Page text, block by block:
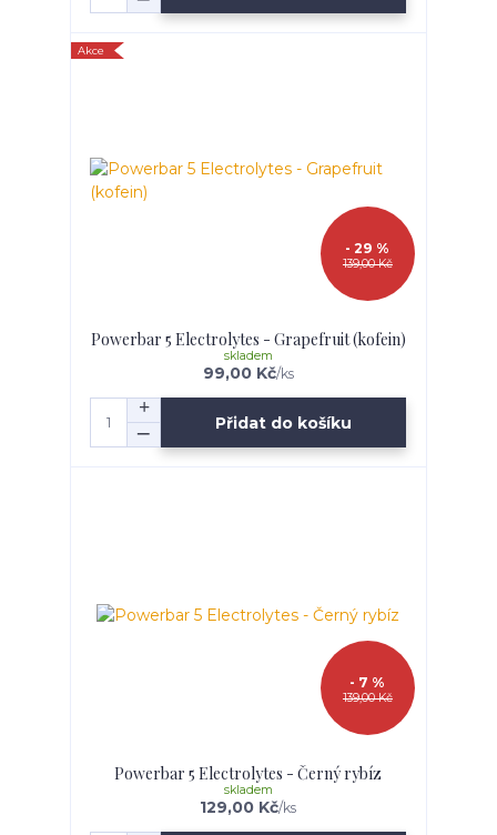
Akce
139,00 Kč
- 29 %
Powerbar 5 Electrolytes - Grapefruit (kofein)
99,00 Kč/ks
skladem
Přidat do košíku
139,00 Kč
- 7 %
Powerbar 5 Electrolytes - Černý rybíz
129,00 Kč/ks
skladem